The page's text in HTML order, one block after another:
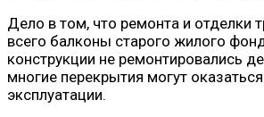
Дело в том, что ремонта и отделки
всего балконы старого жилого
конструкции не ремонтировались
многие перекрытия могут
эксплуатации.